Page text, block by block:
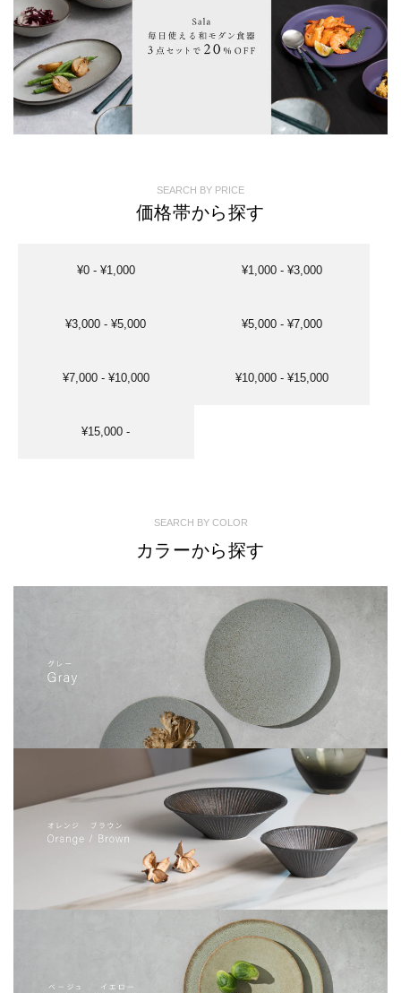
SEARCH BY PRICE
価格帯から探す
¥0 - ¥1,000 ¥1,000 - ¥3,000
¥3,000 - ¥5,000 ¥5,000 - ¥7,000
¥7,000 - ¥10,000 ¥10,000 - ¥15,000
¥15,000 -
SEARCH BY COLOR
カラーから探す